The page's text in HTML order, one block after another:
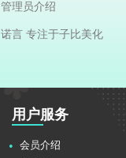
管理员介绍
诺言 专注于子比美化
用户服务
会员介绍